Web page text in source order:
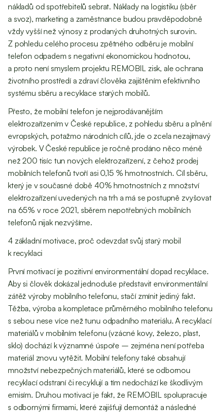
nákladů od spotřebitelů sebrat. Náklady na logistiku (sběr
a svoz), marketing a zaměstnance budou pravděpodobně
vždy vyšší než výnosy z prodaných druhotných surovin.
Z pohledu celého procesu zpětného odběru je mobilní
telefon odpadem s negativní ekonomickou hodnotou,
a proto není smyslem projektu REMOBIL zisk, ale ochrana
životního prostředí a zdraví člověka zajištěním efektivního
systému sběru a recyklace starých mobilů.
Přesto, že mobilní telefon je nejprodávanějším
elektrozařízením v České republice, z pohledu sběru a plnění
evropských, potažmo národních cílů, jde o zcela nezajímavý
výrobek. V České republice je ročně prodáno něco méně
než 200 tisíc tun nových elektrozařízení, z čehož prodej
mobilních telefonů tvoří asi 0,15 % hmotnostních. Cíl sběru,
který je v současné době 40% hmotnostních z množství
elektrozařízení uvedených na trh a má se postupně zvyšovat
na 65% v roce 2021, sběrem nepotřebných mobilních
telefonů nijak nezvýšíme.
4 základní motivace, proč odevzdat svůj starý mobil
k recyklaci
První motivací je pozitivní environmentální dopad recyklace.
Aby si člověk dokázal jednoduše představit environmentální
zátěž výroby mobilního telefonu, stačí zmínit jediný fakt.
Těžba, výroba a kompletace průměrného mobilního telefonu
s sebou nese více než tunu odpadního materiálu. A recyklací
materiálů v mobilním telefonu (vzácné kovy, železo, plast,
sklo) dochází k významné úspoře – zejména není potřeba
materiál znovu vytěžit. Mobilní telefony také obsahují
množství nebezpečných materiálů, které se odbornou
recyklací odstraní či recyklují a tím nedochází ke škodlivým
emisím. Druhou motivací je fakt, že REMOBIL spolupracuje
s odbornými firmami, které zajišťují demontáž a následné